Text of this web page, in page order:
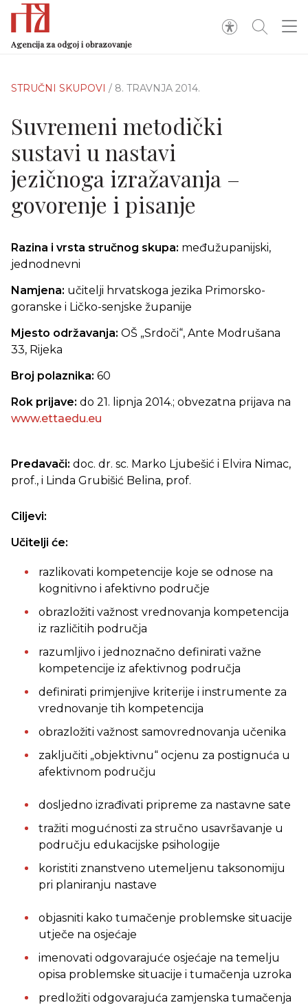
Agencija za odgoj i obrazovanje
STRUČNI SKUPOVI / 8. TRAVNJA 2014.
Suvremeni metodički
sustavi u nastavi
jezičnoga izražavanja –
govorenje i pisanje
Razina i vrsta stručnog skupa: međužupanijski,
jednodnevni
Namjena: učitelji hrvatskoga jezika Primorsko-
goranske i Ličko-senjske županije
Mjesto održavanja: OŠ „Srdoči“, Ante Modrušana
33, Rijeka
Broj polaznika: 60
Rok prijave: do 21. lipnja 2014.; obvezatna prijava na
www.ettaedu.eu
Predavači: doc. dr. sc. Marko Ljubešić i Elvira Nimac,
prof., i Linda Grubišić Belina, prof.
Ciljevi:
Učitelji će:
razlikovati kompetencije koje se odnose na
kognitivno i afektivno područje
obrazložiti važnost vrednovanja kompetencija
iz različitih područja
razumljivo i jednoznačno definirati važne
kompetencije iz afektivnog područja
definirati primjenjive kriterije i instrumente za
vrednovanje tih kompetencija
obrazložiti važnost samovrednovanja učenika
zaključiti „objektivnu“ ocjenu za postignuća u
afektivnom području
dosljedno izrađivati pripreme za nastavne sate
tražiti mogućnosti za stručno usavršavanje u
području edukacijske psihologije
koristiti znanstveno utemeljenu taksonomiju
pri planiranju nastave
objasniti kako tumačenje problemske situacije
utječe na osjećaje
imenovati odgovarajuće osjećaje na temelju
opisa problemske situacije i tumačenja uzroka
predložiti odgovarajuća zamjenska tumačenja